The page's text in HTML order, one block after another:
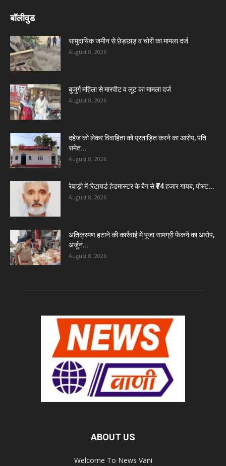
बॉलीवुड
सामुदायिक जमीन से छेड़छाड़ व चोरी का मामला दर्ज
August 8, 2026
बुजुर्ग महिला से मारपीट व लूट का मामला दर्ज
August 8, 2026
दहेज को लेकर विवाहिता को प्रताड़ित करने का आरोप, पति
समेत...
August 8, 2026
रेवाड़ी में रिटायर्ड हेडमास्टर के बैग से ₹74 हजार गायब, पोस्ट...
August 8, 2026
अतिक्रमण हटाने की कार्रवाई में पूजा सामग्री फेंकने का आरोप,
अर्जुन...
August 8, 2026
ABOUT US
Welcome To News Vani